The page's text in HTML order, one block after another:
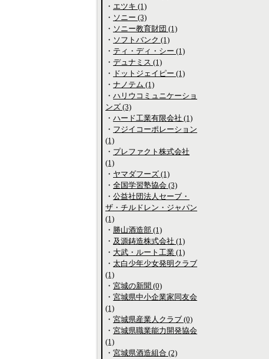
・ エツキ (1)
・ ソニー (3)
・ ソニー教育財団 (1)
・ ソフトバンク (1)
・ ティ・ディ・シー (1)
・ デュナミス (1)
・ ドットジェイピー (1)
・ ナノテム (1)
・ ハリウコミュニケーショ
ンズ (3)
・ ハード工業有限会社 (1)
・ フジイコーポレーション
(1)
・ プレファクト株式会社
(1)
・ ヤマダフーズ (1)
・ 全国学習塾協会 (3)
・ 公益社団法人セーブ・
ザ・チルドレン・ジャパン
(1)
・ 勝山酒造部 (1)
・ 及源鋳造株式会社 (1)
・ 大武・ルート工業 (1)
・ 太白少年少女発明クラブ
(1)
・ 宮城の新聞 (0)
・ 宮城県中小企業家同友会
(1)
・ 宮城県産業人クラブ (0)
・ 宮城県職業能力開発協会
(1)
・ 宮城県酒造組合 (2)